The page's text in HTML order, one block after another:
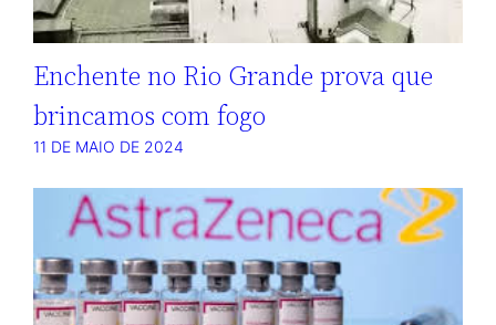
Enchente no Rio Grande prova que
brincamos com fogo
11 DE MAIO DE 2024